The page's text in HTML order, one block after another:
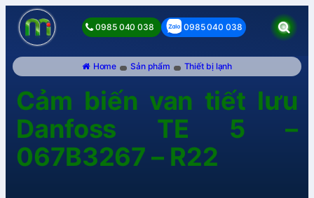
0985 040 038 0985 040 038
Home Sản phẩm Thiết bị lạnh
Cảm biến van tiết lưu
Danfoss TE 5 –
067B3267 – R22